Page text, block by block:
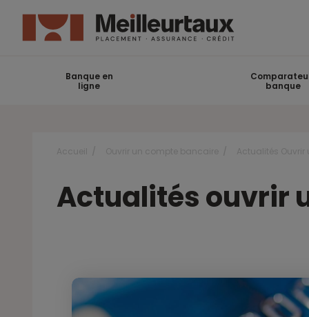
Banque en
ligne
banque
Actualités ouvrir